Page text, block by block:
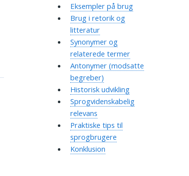
Eksempler på brug
Brug i retorik og
litteratur
Synonymer og
relaterede termer
Antonymer (modsatte
begreber)
Historisk udvikling
Sprogvidenskabelig
relevans
Praktiske tips til
sprogbrugere
Konklusion